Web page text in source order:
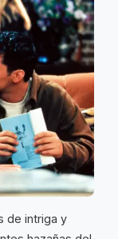
de intriga y